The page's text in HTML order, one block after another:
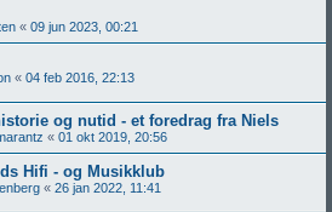
« 09 jun 2023, 00:21
« 04 feb 2016, 22:13
og nutid - et foredrag fra Niels
« 01 okt 2019, 20:56
Hifi - og Musikklub
« 26 jan 2022, 11:41